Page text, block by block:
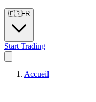
🇫🇷FR
Start Trading
Accueil